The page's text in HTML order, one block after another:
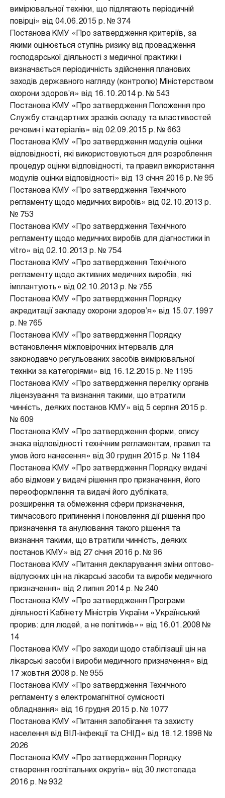
вимірювальної техніки, що підлягають періодичній
повірці» від 04.06.2015 р. № 374
Постанова КМУ «Про затвердження критеріїв, за
якими оцінюється ступінь ризику від провадження
господарської діяльності з медичної практики і
визначається періодичність здійснення планових
заходів державного нагляду (контролю) Міністерством
охорони здоров’я» від 16.10.2014 р. № 543
Постанова КМУ «Про затвердження Положення про
Службу стандартних зразків складу та властивостей
речовин і матеріалів» від 02.09.2015 р. № 663
Постанова КМУ «Про затвердження модулів оцінки
відповідності, які використовуються для розроблення
процедур оцінки відповідності, та правил використання
модулів оцінки відповідності» від 13 січня 2016 р. № 95
Постанова КМУ «Про затвердження Технічного
регламенту щодо медичних виробів» від 02.10.2013 р.
№ 753
Постанова КМУ «Про затвердження Технічного
регламенту щодо медичних виробів для діагностики in
vitro» від 02.10.2013 р. № 754
Постанова КМУ «Про затвердження Технічного
регламенту щодо активних медичних виробів, які
імплантують» від 02.10.2013 р. № 755
Постанова КМУ «Про затвердження Порядку
акредитації закладу охорони здоров’я» від 15.07.1997
р. № 765
Постанова КМУ «Про затвердження Порядку
встановлення міжповірочних інтервалів для
законодавчо регульованих засобів вимірювальної
техніки за категоріями» від 16.12.2015 р. № 1195
Постанова КМУ «Про затвердження переліку органів
ліцензування та визнання такими, що втратили
чинність, деяких постанов КМУ» від 5 серпня 2015 р.
№ 609
Постанова КМУ «Про затвердження форми, опису
знака відповідності технічним регламентам, правил та
умов його нанесення» від 30 грудня 2015 р. № 1184
Постанова КМУ «Про затвердження Порядку видачі
або відмови у видачі рішення про призначення, його
переоформлення та видачі його дубліката,
розширення та обмеження сфери призначення,
тимчасового припинення і поновлення дії рішення про
призначення та анулювання такого рішення та
визнання такими, що втратили чинність, деяких
постанов КМУ» від 27 січня 2016 р. № 96
Постанова КМУ «Питання декларування зміни оптово-
відпускних цін на лікарські засоби та вироби медичного
призначення» від 2 липня 2014 р. № 240
Постанова КМУ «Про затвердження Програми
діяльності Кабінету Міністрів України «Український
прорив: для людей, а не політиків»» від 16.01.2008 №
14
Постанова КМУ «Про заходи щодо стабілізації цін на
лікарські засоби і вироби медичного призначення» від
17 жовтня 2008 р. № 955
Постанова КМУ «Про затвердження Технічного
регламенту з електромагнітної сумісності
обладнання» від 16 грудня 2015 р. № 1077
Постанова КМУ «Питання запобігання та захисту
населення від ВІЛ-інфекції та СНІД» від 18.12.1998 №
2026
Постанова КМУ «Про затвердження Порядку
створення госпітальних округів» від 30 листопада
2016 р. № 932